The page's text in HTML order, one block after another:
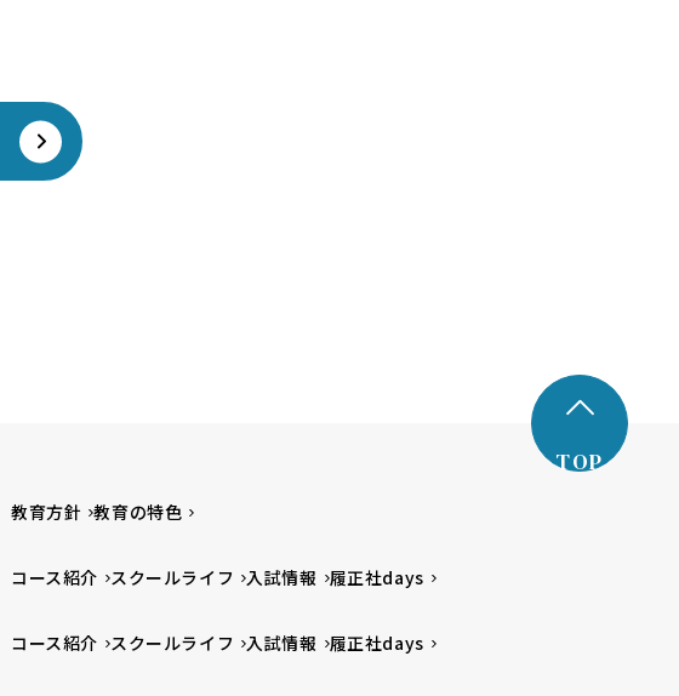
TOP
教育方針 教育の特色
コース紹介 スクールライフ 入試情報 履正社days
コース紹介 スクールライフ 入試情報 履正社days